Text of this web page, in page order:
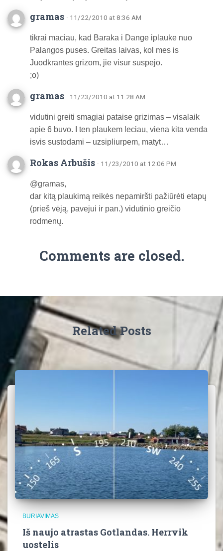
gramas · 11/22/2010 at 8:36 AM
tikrai maciau, kad Baraka i Dange iplauke nuo
Palangos puses. Greitas laivas, kol mes is
Juodkrantes grizom, jie visur suspejo.
;o)
gramas · 11/23/2010 at 11:28 AM
vidutini greiti smagiai pataise grizimas – visalaik
apie 6 buvo. I ten plaukem leciau, viena kita venda
isvis sustodami – uzsipliurpem, matyt…
Rokas Arbušis · 11/23/2010 at 12:06 PM
@gramas,
dar kitą plaukimą reikės nepamiršti pažiūrėti etapų
(prieš vėją, pavejui ir pan.) vidutinio greičio
rodmenų.
Comments are closed.
Related Posts
BURIAVIMAS
Iš naujo atrastas Gotlandas. Herrvik
uostelis